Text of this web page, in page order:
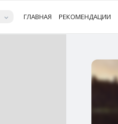
ГЛАВНАЯ РЕКОМЕНДАЦИИ